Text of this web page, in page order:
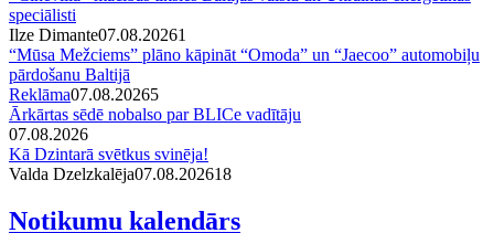
speciālisti
Ilze Dimante07.08.20261
“Mūsa Mežciems” plāno kāpināt “Omoda” un “Jaecoo” automobiļu
pārdošanu Baltijā
Reklāma07.08.20265
Ārkārtas sēdē nobalso par BLICe vadītāju
07.08.2026
Kā Dzintarā svētkus svinēja!
Valda Dzelzkalēja07.08.202618
Notikumu kalendārs